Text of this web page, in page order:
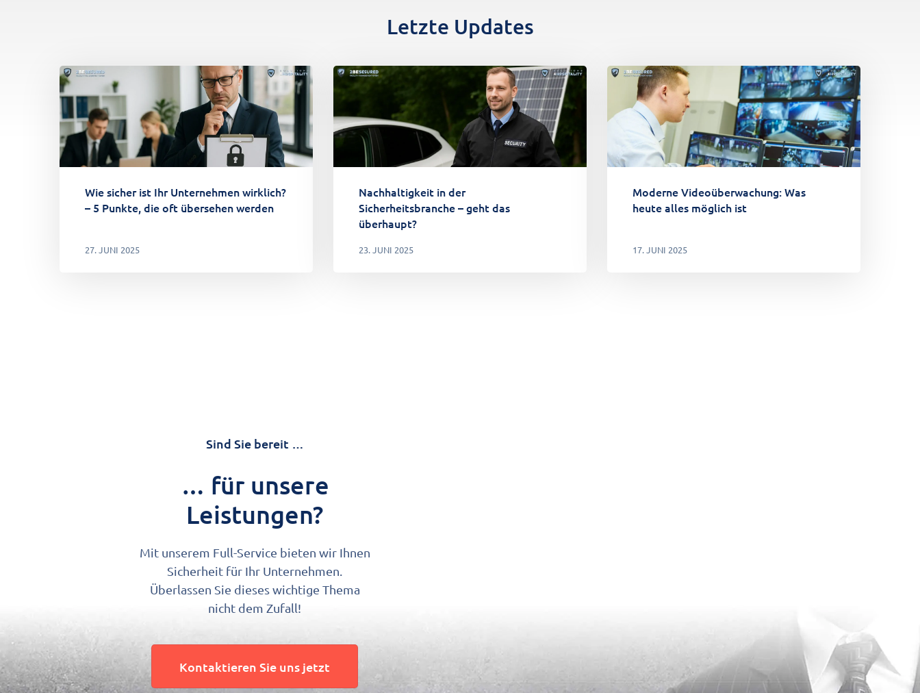
Letzte Updates
Wie sicher ist Ihr Unternehmen wirklich?
– 5 Punkte, die oft übersehen werden
27. JUNI 2025
Nachhaltigkeit in der
Sicherheitsbranche – geht das
überhaupt?
23. JUNI 2025
Moderne Videoüberwachung: Was
heute alles möglich ist
17. JUNI 2025
Sind Sie bereit …
… für unsere
Leistungen?
Mit unserem Full-Service bieten wir Ihnen
Sicherheit für Ihr Unternehmen.
Überlassen Sie dieses wichtige Thema
nicht dem Zufall!
Kontaktieren Sie uns jetzt